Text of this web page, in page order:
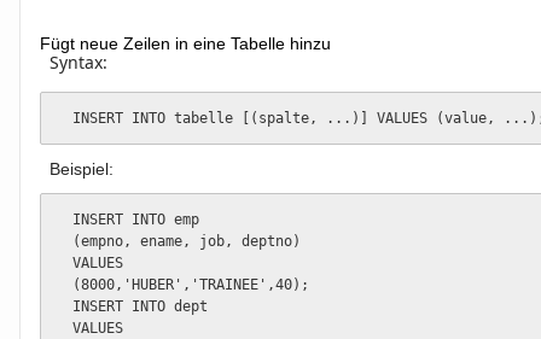
Fügt neue Zeilen in eine Tabelle hinzu
Syntax:
INSERT INTO tabelle [(spalte, ...)] VALUES (value,
Beispiel:
  INSERT INTO emp
  (empno, ename, job, deptno)
  VALUES
  (8000,'HUBER','TRAINEE',40);
  INSERT INTO dept
  VALUES